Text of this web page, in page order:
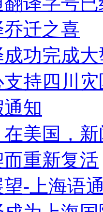
迁之喜
功完成
持四川
知
美国，
重新复活
望-上海语